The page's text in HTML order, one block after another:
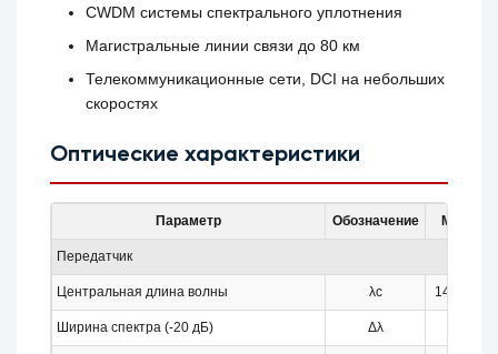
CWDM системы спектрального уплотнения
Магистральные линии связи до 80 км
Телекоммуникационные сети, DCI на небольших
скоростях
Оптические характеристики
Параметр Обозначение Мин.
Передатчик
Центральная длина волны λc 1443.5
Ширина спектра (-20 дБ) Δλ